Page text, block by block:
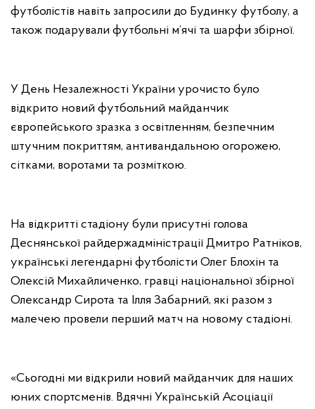
футболістів навіть запросили до Будинку футболу, а
також подарували футбольні м’ячі та шарфи збірної.
У День Незалежності України урочисто було
відкрито новий футбольний майданчик
європейського зразка з освітленням, безпечним
штучним покриттям, антивандальною огорожею,
сітками, воротами та розміткою.
На відкритті стадіону були присутні голова
Деснянської райдержадміністрації Дмитро Ратніков,
українські легендарні футболісти Олег Блохін та
Олексій Михайличенко, гравці національної збірної
Олександр Сирота та Ілля Забарний, які разом з
малечею провели перший матч на новому стадіоні.
«Сьогодні ми відкрили новий майданчик для наших
юних спортсменів. Вдячні Українській Асоціації